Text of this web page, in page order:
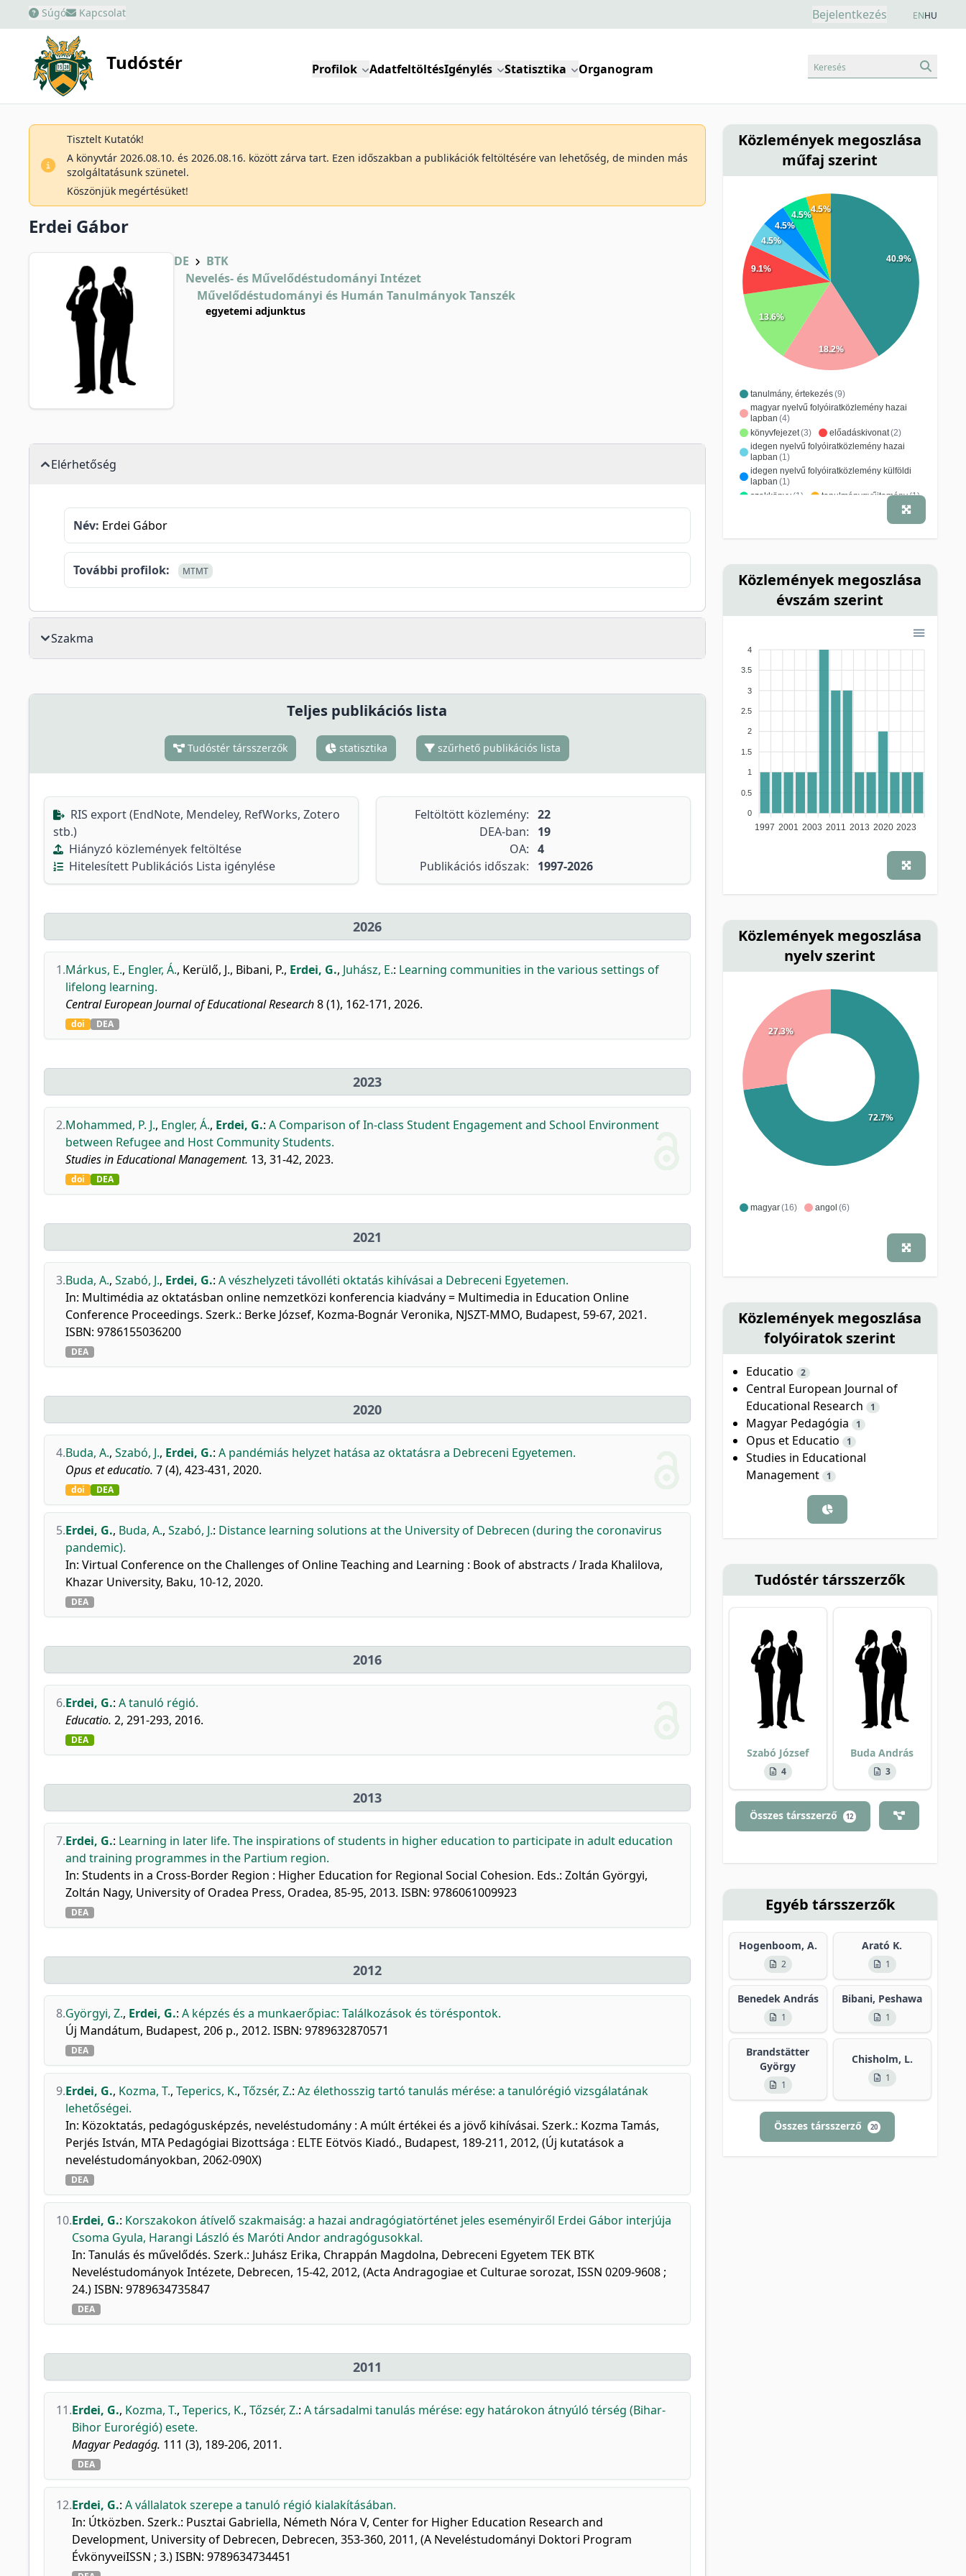
Súgó Kapcsolat Bejelentkezés ENHU
Tudóstér Profilok AdatfeltöltésIgénylés Statisztika Organogram Keresés
Tisztelt Kutatók!
A könyvtár 2026.08.10. és 2026.08.16. között zárva tart. Ezen időszakban a publikációk feltöltésére van lehetőség, de minden más
szolgáltatásunk szünetel.
Köszönjük megértésüket!
Erdei Gábor
DE
BTK
Nevelés- és Művelődéstudományi Intézet
Művelődéstudományi és Humán Tanulmányok Tanszék
egyetemi adjunktus
Elérhetőség
Név: Erdei Gábor
További profilok: MTMT
Szakma
Teljes publikációs lista
Tudóstér társszerzők statisztika szűrhető publikációs lista
RIS export (EndNote, Mendeley, RefWorks, Zotero
stb.)
Hiányzó közlemények feltöltése
Hitelesített Publikációs Lista igénylése
Feltöltött közlemény: 22
DEA-ban:
19
OA: 4
Publikációs időszak:
1997-2026
2026
1.Márkus, E., Engler, Á., Kerülő, J., Bibani, P., Erdei, G., Juhász, E.: Learning communities in the various settings of
lifelong learning.
Central European Journal of Educational Research8 (1), 162-171, 2026.
doi DEA
2023
2.Mohammed, P. J., Engler, Á., Erdei, G.: A Comparison of In-class Student Engagement and School Environment
between Refugee and Host Community Students.
Studies in Educational Management. 13, 31-42, 2023.
doi DEA
2021
3.Buda, A., Szabó, J., Erdei, G.: A vészhelyzeti távolléti oktatás kihívásai a Debreceni Egyetemen.
In: Multimédia az oktatásban online nemzetközi konferencia kiadvány = Multimedia in Education Online
Conference Proceedings. Szerk.: Berke József, Kozma-Bognár Veronika, NJSZT-MMO, Budapest, 59-67, 2021.
ISBN: 9786155036200
DEA
2020
4.Buda, A., Szabó, J., Erdei, G.: A pandémiás helyzet hatása az oktatásra a Debreceni Egyetemen.
Opus et educatio. 7 (4), 423-431, 2020.
doi DEA
5.Erdei, G., Buda, A., Szabó, J.: Distance learning solutions at the University of Debrecen (during the coronavirus
pandemic).
In: Virtual Conference on the Challenges of Online Teaching and Learning : Book of abstracts / Irada Khalilova,
Khazar University, Baku, 10-12, 2020.
DEA
2016
6.Erdei, G.: A tanuló régió.
Educatio. 2, 291-293, 2016.
DEA
2013
7.Erdei, G.: Learning in later life. The inspirations of students in higher education to participate in adult education
and training programmes in the Partium region.
In: Students in a Cross-Border Region : Higher Education for Regional Social Cohesion. Eds.: Zoltán Györgyi,
Zoltán Nagy, University of Oradea Press, Oradea, 85-95, 2013. ISBN: 9786061009923
DEA
2012
8.Györgyi, Z., Erdei, G.: A képzés és a munkaerőpiac: Találkozások és töréspontok.
Új Mandátum, Budapest, 206 p., 2012. ISBN: 9789632870571
DEA
9.Erdei, G., Kozma, T., Teperics, K., Tőzsér, Z.: Az élethosszig tartó tanulás mérése: a tanulórégió vizsgálatának
lehetőségei.
In: Közoktatás, pedagógusképzés, neveléstudomány : A múlt értékei és a jövő kihívásai. Szerk.: Kozma Tamás,
Perjés István, MTA Pedagógiai Bizottsága : ELTE Eötvös Kiadó., Budapest, 189-211, 2012, (Új kutatások a
neveléstudományokban, 2062-090X)
DEA
10.Erdei, G.: Korszakokon átívelő szakmaiság: a hazai andragógiatörténet jeles eseményiről Erdei Gábor interjúja
Csoma Gyula, Harangi László és Maróti Andor andragógusokkal.
In: Tanulás és művelődés. Szerk.: Juhász Erika, Chrappán Magdolna, Debreceni Egyetem TEK BTK
Neveléstudományok Intézete, Debrecen, 15-42, 2012, (Acta Andragogiae et Culturae sorozat, ISSN 0209-9608 ;
24.) ISBN: 9789634735847
DEA
2011
11.Erdei, G., Kozma, T., Teperics, K., Tőzsér, Z.: A társadalmi tanulás mérése: egy határokon átnyúló térség (Bihar-
Bihor Eurorégió) esete.
Magyar Pedagóg. 111 (3), 189-206, 2011.
DEA
12.Erdei, G.: A vállalatok szerepe a tanuló régió kialakításában.
In: Útközben. Szerk.: Pusztai Gabriella, Németh Nóra V, Center for Higher Education Research and
Development, University of Debrecen, Debrecen, 353-360, 2011, (A Neveléstudományi Doktori Program
ÉvkönyveiISSN ; 3.) ISBN: 9789634734451
Közlemények megoszlása
műfaj szerint
tanulmány, értekezés(9)
magyar nyelvű folyóiratközlemény hazai
lapban (4)
könyvfejezet(3) előadáskivonat(2)
idegen nyelvű folyóiratközlemény hazai
lapban (1)
idegen nyelvű folyóiratközlemény külföldi
lapban (1)
szakkönyv (1) tanulmánygyűjtemény(1)
40.9%
18.2%
13.6%
9.1%
4.5%
4.5%
4.5%
4.5%
Közlemények megoszlása
évszám szerint
4
3.5
3
2.5
2
1.5
1
0.5
0
1997 2001 2003 2011 2013 2020 2023
Közlemények megoszlása
nyelv szerint
magyar(16) angol (6)
72.7%
27.3%
Közlemények megoszlása
folyóiratok szerint
Educatio 2
Central European Journal of
Educational Research
1
Magyar Pedagógia 1
Opus et Educatio 1
Studies in Educational
Management
1
Tudóstér társszerzők
Szabó József
4
Buda András
3
Összes társszerző 12
Egyéb társszerzők
Hogenboom, A.
2
Arató K.
1
Benedek András
1
Bibani, Peshawa
1
Brandstätter
György
1
Chisholm, L.
1
Összes társszerző 20